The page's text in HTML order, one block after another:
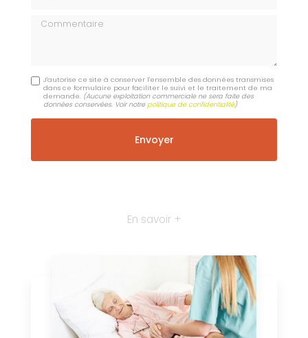
Commentaire
J'autorise ce site à conserver l'ensemble des données transmises
dans ce formulaire pour faciliter le suivi et le traitement de ma
demande. (Aucune exploitation commerciale ne sera faite des
données conservées. Voir notrepolitique de confidentialité)
En savoir +